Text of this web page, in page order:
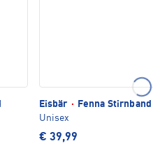
Eisbär ·
Fenna Stirnband
Unisex
€ 39,99